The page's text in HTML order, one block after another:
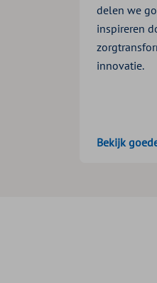
delen we
inspireren
innovatie.
Bekijk